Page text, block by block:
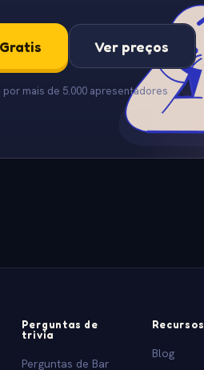
Ver preços
por mais de 5.000 apresentadores
Perguntas de
trivia
Perguntas de Bar
Recursos
Blog